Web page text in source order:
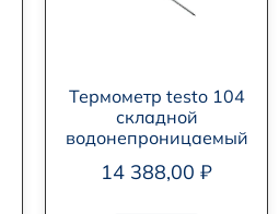
Термометр testo 104
складной
водонепроницаемый
14 388,00 ₽